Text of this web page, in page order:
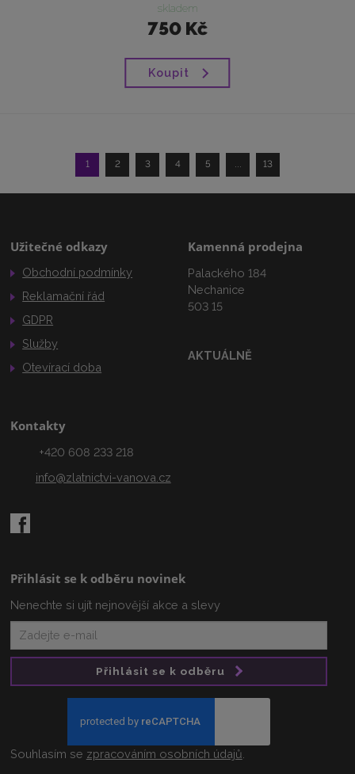
skladem
750 Kč
Koupit
1 2 3 4 5 ... 13
Užitečné odkazy
Obchodní podmínky
Reklamační řád
GDPR
Služby
Otevírací doba
Kamenná prodejna
Palackého 184
Nechanice
503 15
AKTUÁLNĚ
Kontakty
+420 608 233 218
info@zlatnictvi-vanova.cz
Přihlásit se k odběru novinek
Nenechte si ujít nejnovější akce a slevy
Přihlásit se k odběru
Souhlasím se zpracováním osobních údajů.